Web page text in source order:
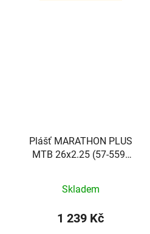
Plášť MARATHON PLUS
MTB 26x2.25 (57-559)
Skladem
1 239 Kč